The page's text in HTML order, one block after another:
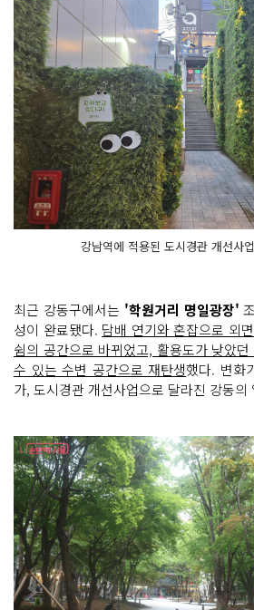
강남역에 적용된 도시경관 개선사
최근 강동구에서는 '학원거리 명일광장'
성이 완료됐다. 담배 연기와 혼잡으로 외
쉼의 공간으로 바뀌었고, 활용도가 낮았
수 있는 수변 공간으로 재탄생했다. 변화
가, 도시경관 개선사업으로 달라진 강동의